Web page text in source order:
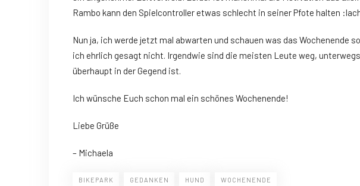
Rambo kann den Spielcontroller etwas schlecht in seiner Pfote halten
Nun ja, ich werde jetzt mal abwarten und schauen was das Wochenende
ich ehrlich gesagt nicht. Irgendwie sind die meisten Leute weg,
überhaupt in der Gegend ist.
Ich wünsche Euch schon mal ein schönes Wochenende!
Liebe Grüße
– Michaela
BIKEPARK GEDANKEN HUND WOCHENENDE